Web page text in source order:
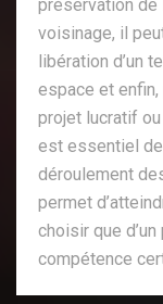
préservation de
voisinage, il
libération d’un
espace et enfin,
projet lucratif ou
est essentiel
déroulement
permet
choisir que
compétence